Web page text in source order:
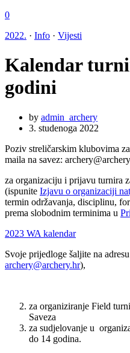
0
2022. · Info · Vijesti
Kalendar
godini
by admin_archery
3. studenoga 2022
Poziv streličarskim klubovima
maila na savez:
za organizaciju i prijavu turnira
(ispunite Izjavu o organizaciji
termin održavanja, disciplinu,
prema slobodnim terminima u
2023 WA kalendar
Svoje prijedloge šaljite na
archery@archery.hr),
za organiziranje Field
Saveza
za sudjelovanje u
do 14 godina.